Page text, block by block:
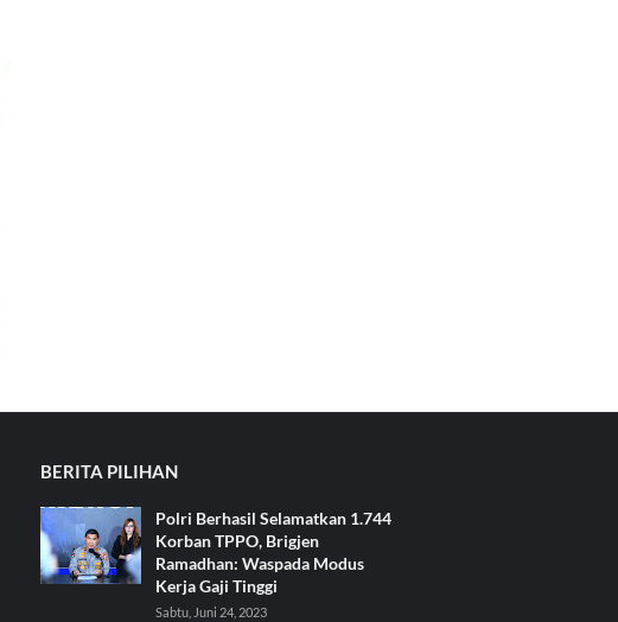
BERITA PILIHAN
Polri Berhasil Selamatkan 1.744
Korban TPPO, Brigjen
Ramadhan: Waspada Modus
Kerja Gaji Tinggi
Sabtu, Juni 24, 2023